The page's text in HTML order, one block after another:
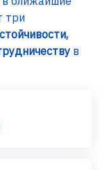
три
в